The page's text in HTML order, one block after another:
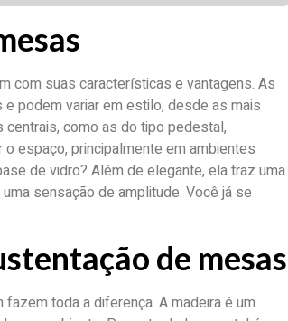
com suas características e vantagens. As
podem variar em estilo, desde as mais
como as do tipo pedestal,
espaço, principalmente em ambientes
de vidro? Além de elegante, ela traz uma
sensação de amplitude. Você já se
de mesas
toda a diferença. A madeira é um